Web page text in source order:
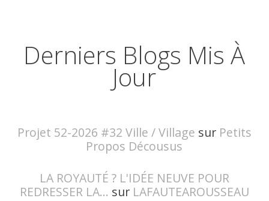
Derniers Blogs Mis À
Jour
Projet 52-2026 #32 Ville / Village sur Petits
Propos Décousus
LA ROYAUTÉ ? L'IDÉE NEUVE POUR
REDRESSER LA... sur LAFAUTEAROUSSEAU